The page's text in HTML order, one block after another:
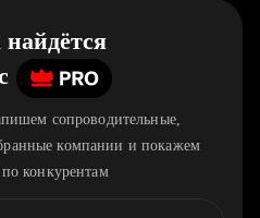
найдётся
сопроводительные,
компании и покажем
по конкурентам